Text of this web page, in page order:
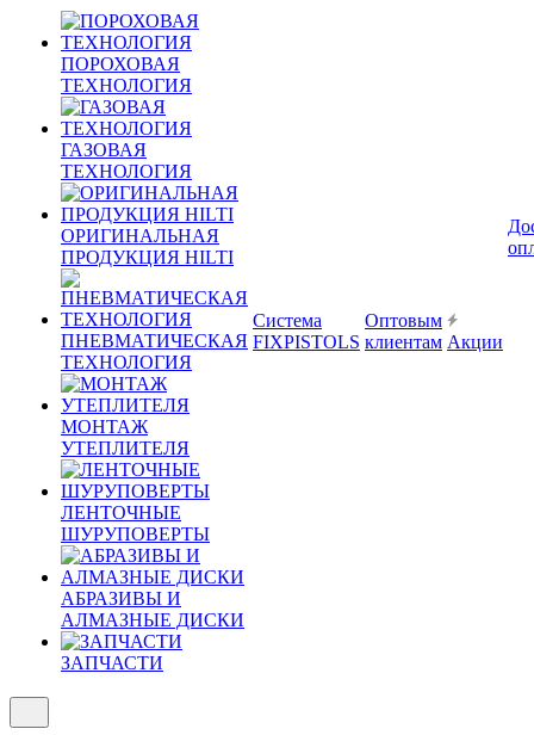
ПОРОХОВАЯ
ТЕХНОЛОГИЯ
ГАЗОВАЯ
ТЕХНОЛОГИЯ
ОРИГИНАЛЬНАЯ
ПРОДУКЦИЯ HILTI
ПНЕВМАТИЧЕСКАЯ
ТЕХНОЛОГИЯ
МОНТАЖ
УТЕПЛИТЕЛЯ
ЛЕНТОЧНЫЕ
ШУРУПОВЕРТЫ
АБРАЗИВЫ И
АЛМАЗНЫЕ ДИСКИ
ЗАПЧАСТИ
Система
FIXPISTOLS
Оптовым
клиентам Акции